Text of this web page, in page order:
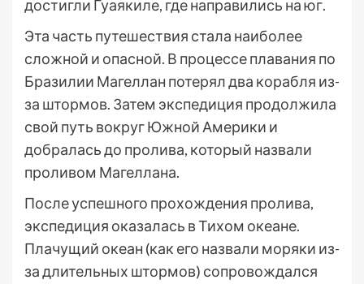
достигли Гуаякиле, где направились на юг.
Эта часть путешествия стала наиболее
сложной и опасной. В процессе плавания по
Бразилии Магеллан потерял два корабля из-
за штормов. Затем экспедиция продолжила
свой путь вокруг Южной Америки и
добралась до пролива, который назвали
проливом Магеллана.
После успешного прохождения пролива,
экспедиция оказалась в Тихом океане.
Плачущий океан (как его назвали моряки из-
за длительных штормов) сопровождался